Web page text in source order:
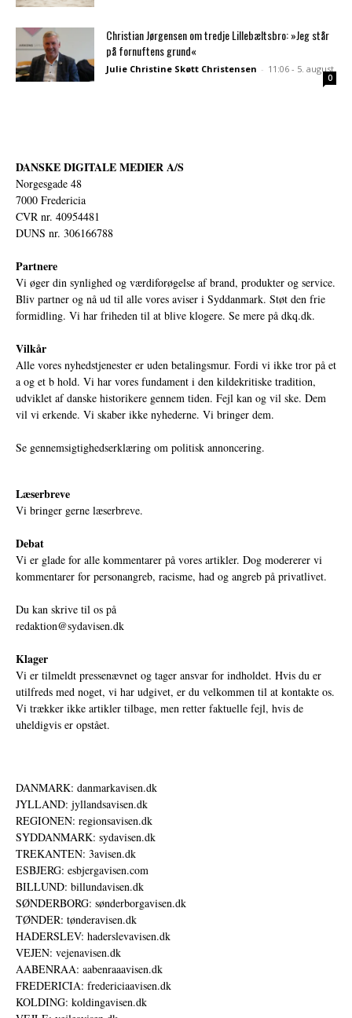
Christian Jørgensen om tredje Lillebæltsbro: »Jeg står
på fornuftens grund«
Julie Christine Skøtt Christensen - 11:06 - 5. august
0
DANSKE DIGITALE MEDIER A/S
Norgesgade 48
7000 Fredericia
CVR nr. 40954481
DUNS nr. 306166788
Partnere
Vi øger din synlighed og værdiforøgelse af brand, produkter og service.
Bliv partner og nå ud til alle vores aviser i Syddanmark. Støt den frie
formidling. Vi har friheden til at blive klogere. Se mere på dkq.dk.
Vilkår
Alle vores nyhedstjenester er uden betalingsmur. Fordi vi ikke tror på et
a og et b hold. Vi har vores fundament i den kildekritiske tradition,
udviklet af danske historikere gennem tiden. Fejl kan og vil ske. Dem
vil vi erkende. Vi skaber ikke nyhederne. Vi bringer dem.
Se gennemsigtighedserklæring om politisk annoncering.
Læserbreve
Vi bringer gerne læserbreve.
Debat
Vi er glade for alle kommentarer på vores artikler. Dog modererer vi
kommentarer for personangreb, racisme, had og angreb på privatlivet.
Du kan skrive til os på
redaktion@sydavisen.dk
Klager
Vi er tilmeldt pressenævnet og tager ansvar for indholdet. Hvis du er
utilfreds med noget, vi har udgivet, er du velkommen til at kontakte os.
Vi trækker ikke artikler tilbage, men retter faktuelle fejl, hvis de
uheldigvis er opstået.
DANMARK: danmarkavisen.dk
JYLLAND: jyllandsavisen.dk
REGIONEN: regionsavisen.dk
SYDDANMARK: sydavisen.dk
TREKANTEN: 3avisen.dk
ESBJERG: esbjergavisen.com
BILLUND: billundavisen.dk
SØNDERBORG: sønderborgavisen.dk
TØNDER: tønderavisen.dk
HADERSLEV: haderslevavisen.dk
VEJEN: vejenavisen.dk
AABENRAA: aabenraaavisen.dk
FREDERICIA: fredericiaavisen.dk
KOLDING: koldingavisen.dk